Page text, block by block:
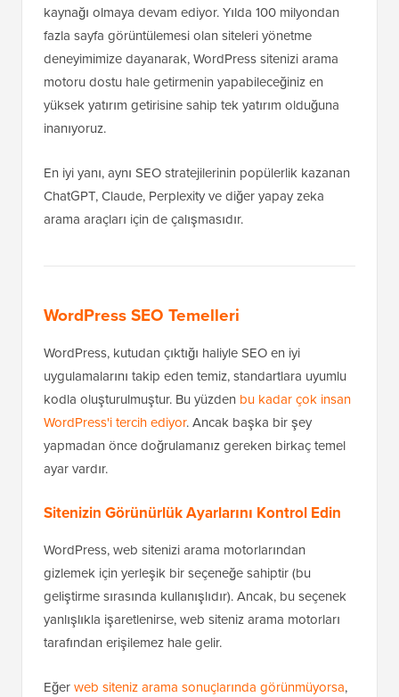
kaynağı olmaya devam ediyor. Yılda 100 milyondan
fazla sayfa görüntülemesi olan siteleri yönetme
deneyimimize dayanarak, WordPress sitenizi arama
motoru dostu hale getirmenin yapabileceğiniz en
yüksek yatırım getirisine sahip tek yatırım olduğuna
inanıyoruz.
En iyi yanı, aynı SEO stratejilerinin popülerlik kazanan
ChatGPT, Claude, Perplexity ve diğer yapay zeka
arama araçları için de çalışmasıdır.
WordPress SEO Temelleri
WordPress, kutudan çıktığı haliyle SEO en iyi
uygulamalarını takip eden temiz, standartlara uyumlu
kodla oluşturulmuştur. Bu yüzden bu kadar çok insan
WordPress'i tercih ediyor. Ancak başka bir şey
yapmadan önce doğrulamanız gereken birkaç temel
ayar vardır.
Sitenizin Görünürlük Ayarlarını Kontrol Edin
WordPress, web sitenizi arama motorlarından
gizlemek için yerleşik bir seçeneğe sahiptir (bu
geliştirme sırasında kullanışlıdır). Ancak, bu seçenek
yanlışlıkla işaretlenirse, web siteniz arama motorları
tarafından erişilemez hale gelir.
Eğerweb siteniz arama sonuçlarında görünmüyorsa,